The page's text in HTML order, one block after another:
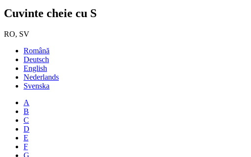
Cuvinte cheie cu S
RO, SV
Română
Deutsch
English
Nederlands
Svenska
A
B
C
D
E
F
G